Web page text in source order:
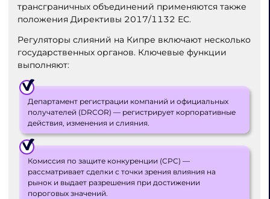
трансграничных объединений применяются также
положения Директивы 2017/1132 ЕС.
Регуляторы слияний на Кипре включают несколько
государственных органов. Ключевые функции
выполняют:
Департамент регистрации компаний и официальных
получателей (DRCOR) — регистрирует корпоративные
действия, изменения и слияния.
Комиссия по защите конкуренции (CPC) —
рассматривает сделки с точки зрения влияния на
рынок и выдает разрешения при достижении
пороговых значений.